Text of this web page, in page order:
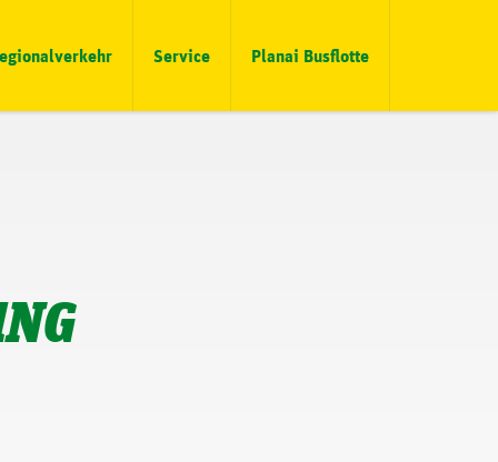
Service Planai Busflotte